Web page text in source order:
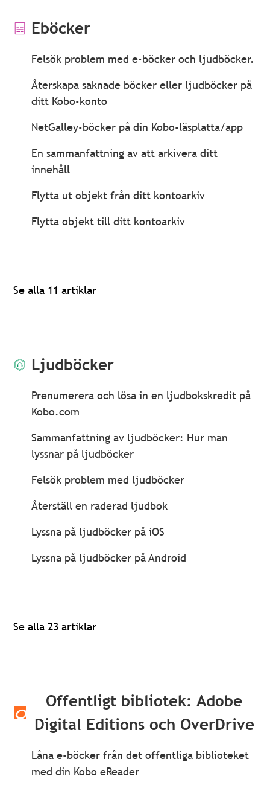
Eböcker
Felsök problem med e-böcker och ljudböcker.
Återskapa saknade böcker eller ljudböcker på
ditt Kobo-konto
NetGalley-böcker på din Kobo-läsplatta/app
En sammanfattning av att arkivera ditt
innehåll
Flytta ut objekt från ditt kontoarkiv
Flytta objekt till ditt kontoarkiv
Se alla 11 artiklar
Ljudböcker
Prenumerera och lösa in en ljudbokskredit på
Kobo.com
Sammanfattning av ljudböcker: Hur man
lyssnar på ljudböcker
Felsök problem med ljudböcker
Återställ en raderad ljudbok
Lyssna på ljudböcker på iOS
Lyssna på ljudböcker på Android
Se alla 23 artiklar
Offentligt bibliotek: Adobe
Digital Editions och OverDrive
Låna e-böcker från det offentliga biblioteket
med din Kobo eReader